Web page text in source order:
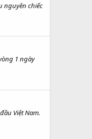
nguyên chiếc
1 ngày
Việt Nam.